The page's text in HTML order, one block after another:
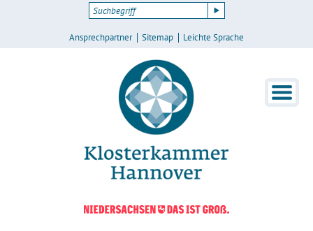
Ansprechpartner Sitemap Leichte Sprache